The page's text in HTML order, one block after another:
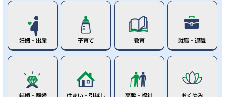
妊娠・出産 子育て 教育 就職・退職
結婚・離婚 住まい・引越し 高齢・福祉 おくやみ